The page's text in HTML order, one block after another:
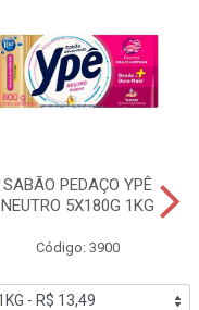
SABÃO PEDAÇO YPÊ
NEUTRO 5X180G 1KG
Código: 3900